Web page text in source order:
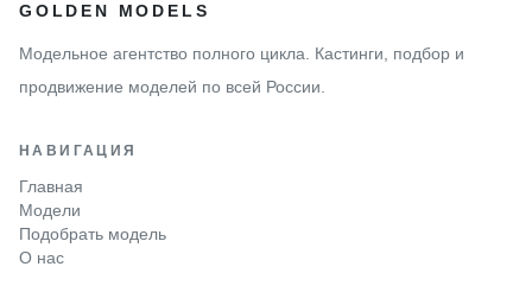
GOLDEN MODELS
Модельное агентство полного цикла. Кастинги, подбор и
продвижение моделей по всей России.
НАВИГАЦИЯ
Главная
Модели
Подобрать модель
О нас